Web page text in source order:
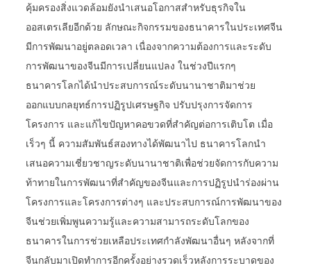
คุ้มครองสิ่งแวดล้อมยังนำเสนอโอกาสสำหรับธุรกิจใน
ออสเตรเลียอีกด้วย ลักษณะกิจกรรมของธนาคารในประเทศจีน
มีการพัฒนาอยู่ตลอดเวลา เนื่องจากความต้องการและระดับ
การพัฒนาของจีนมีการเปลี่ยนแปลง ในช่วงปีแรกๆ
ธนาคารโลกได้นำประสบการณ์ระดับนานาชาติมาช่วย
ออกแบบกลยุทธ์การปฏิรูปเศรษฐกิจ ปรับปรุงการจัดการ
โครงการ และแก้ไขปัญหาคอขวดที่สำคัญต่อการเติบโต เมื่อ
เร็วๆ นี้ ความสัมพันธ์สองทางได้พัฒนาไป ธนาคารโลกนำ
เสนอความเชี่ยวชาญระดับนานาชาติเพื่อช่วยจัดการกับความ
ท้าทายในการพัฒนาที่สำคัญของจีนและการปฏิรูปนำร่องผ่าน
โครงการและโครงการต่างๆ และประสบการณ์การพัฒนาของ
จีนช่วยเพิ่มพูนความรู้และความสามารถระดับโลกของ
ธนาคารในการช่วยเหลือประเทศกำลังพัฒนาอื่นๆ หลังจากที่
จีนกลับมาเปิดทำการอีกครั้งอย่างรวดเร็วหลังการระบาดของ